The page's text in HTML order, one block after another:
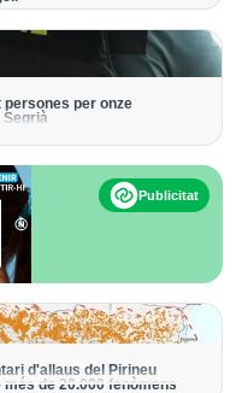
persones per onze
Publicitat
d'allaus del Pirineu
de 20.000 fenòmens